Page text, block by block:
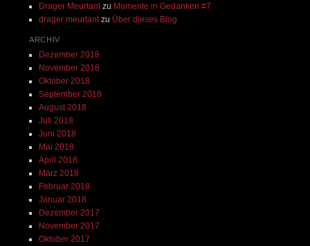
Drager Meurtantzu Momente in Gedanken #7
drager meurtantzu Über dieses Blog
ARCHIV
Dezember 2018
November 2018
Oktober 2018
September 2018
August 2018
Juli 2018
Juni 2018
Mai 2018
April 2018
März 2018
Februar 2018
Januar 2018
Dezember 2017
November 2017
Oktober 2017